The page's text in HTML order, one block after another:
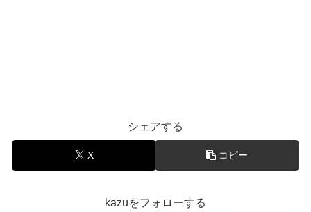
シェアする
X コピー
kazuをフォローする